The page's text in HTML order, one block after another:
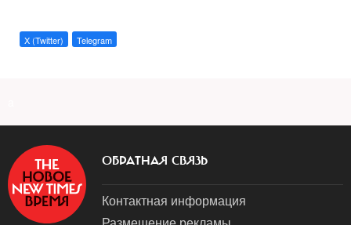
X (Twitter) Telegram
ОБРАТНАЯ СВЯЗЬ
Контактная информация